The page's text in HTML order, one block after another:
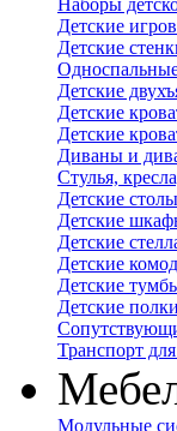
Наборы
Детские
Детские
Детские
Детские
Детские
Диваны и
Стулья,
Детские
Детские
Детские
Детские
Детские
Детские
Транспорт
Модульные